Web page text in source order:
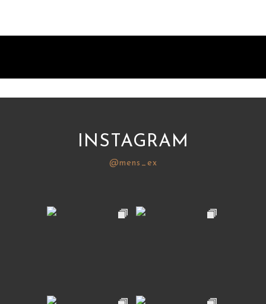
INSTAGRAM
@mens_ex